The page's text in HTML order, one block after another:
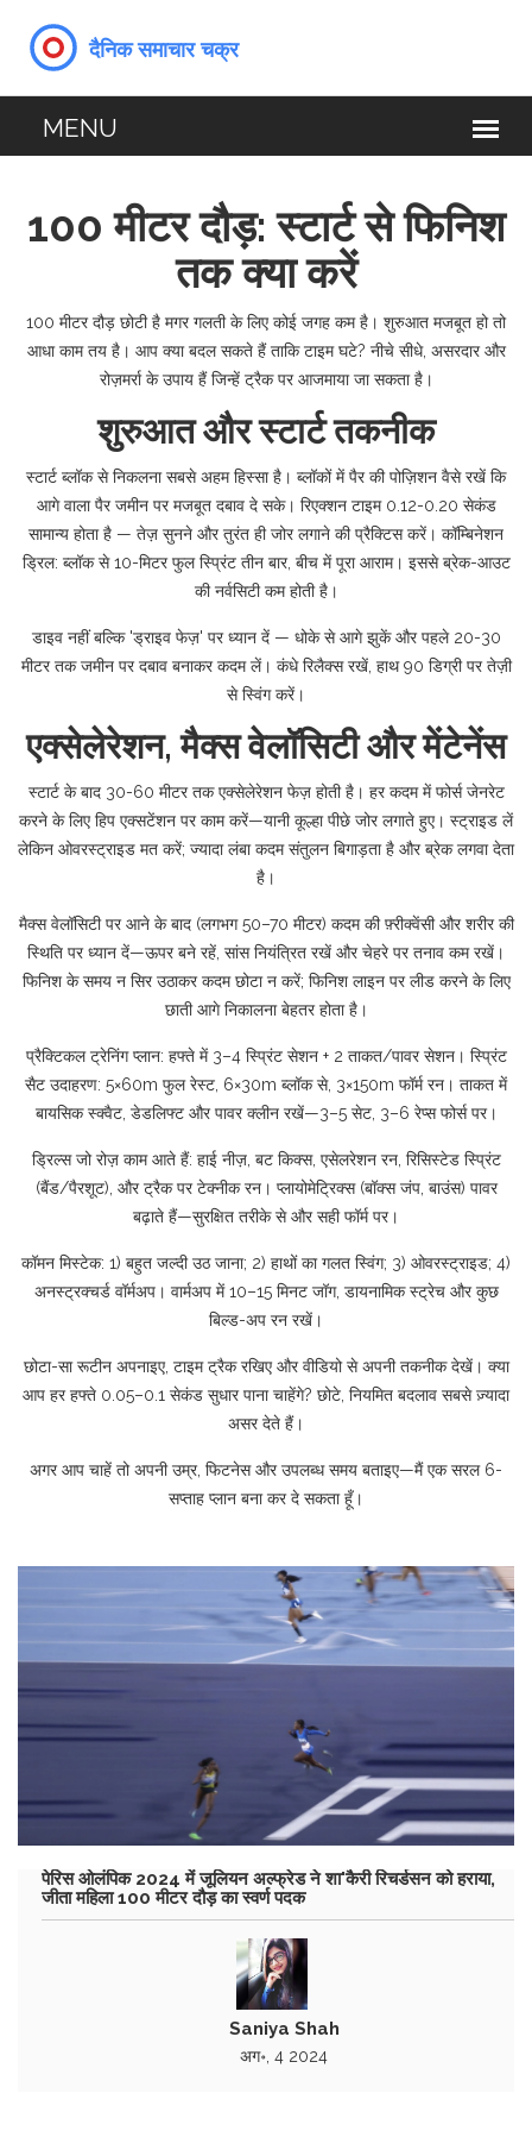
100 मीटर दौड़: स्टार्ट से फिनिश
तक क्या करें
100 मीटर दौड़ छोटी है मगर गलती के लिए कोई जगह कम है। शुरुआत मजबूत हो तो
आधा काम तय है। आप क्या बदल सकते हैं ताकि टाइम घटे? नीचे सीधे, असरदार और
रोज़मर्रा के उपाय हैं जिन्हें ट्रैक पर आजमाया जा सकता है।
शुरुआत और स्टार्ट तकनीक
स्टार्ट ब्लॉक से निकलना सबसे अहम हिस्सा है। ब्लॉकों में पैर की पोज़िशन वैसे रखें कि
आगे वाला पैर जमीन पर मजबूत दबाव दे सके। रिएक्शन टाइम 0.12-0.20 सेकंड
सामान्य होता है — तेज़ सुनने और तुरंत ही जोर लगाने की प्रैक्टिस करें। कॉम्बिनेशन
ड्रिल: ब्लॉक से 10-मिटर फुल स्प्रिंट तीन बार, बीच में पूरा आराम। इससे ब्रेक-आउट
की नर्वसिटी कम होती है।
डाइव नहीं बल्कि 'ड्राइव फेज़' पर ध्यान दें — धोके से आगे झुकें और पहले 20-30
मीटर तक जमीन पर दबाव बनाकर कदम लें। कंधे रिलैक्स रखें, हाथ 90 डिग्री पर तेज़ी
से स्विंग करें।
एक्सेलेरेशन, मैक्स वेलॉसिटी और मेंटेनेंस
स्टार्ट के बाद 30-60 मीटर तक एक्सेलेरेशन फेज़ होती है। हर कदम में फोर्स जेनरेट
करने के लिए हिप एक्सटेंशन पर काम करें—यानी कूल्हा पीछे जोर लगाते हुए। स्ट्राइड लें
लेकिन ओवरस्ट्राइड मत करें; ज्यादा लंबा कदम संतुलन बिगाड़ता है और ब्रेक लगवा देता
है।
मैक्स वेलॉसिटी पर आने के बाद (लगभग 50–70 मीटर) कदम की फ़्रीक्वेंसी और शरीर की
स्थिति पर ध्यान दें—ऊपर बने रहें, सांस नियंत्रित रखें और चेहरे पर तनाव कम रखें।
फिनिश के समय न सिर उठाकर कदम छोटा न करें; फिनिश लाइन पर लीड करने के लिए
छाती आगे निकालना बेहतर होता है।
प्रैक्टिकल ट्रेनिंग प्लान: हफ्ते में 3–4 स्प्रिंट सेशन + 2 ताकत/पावर सेशन। स्प्रिंट
सैट उदाहरण: 5×60m फुल रेस्ट, 6×30m ब्लॉक से, 3×150m फॉर्म रन। ताकत में
बायसिक स्क्वैट, डेडलिफ्ट और पावर क्लीन रखें—3–5 सेट, 3–6 रेप्स फोर्स पर।
ड्रिल्स जो रोज़ काम आते हैं: हाई नीज़, बट किक्स, एसेलरेशन रन, रिसिस्टेड स्प्रिंट
(बैंड/पैरशूट), और ट्रैक पर टेक्नीक रन। प्लायोमेट्रिक्स (बॉक्स जंप, बाउंस) पावर
बढ़ाते हैं—सुरक्षित तरीके से और सही फॉर्म पर।
कॉमन मिस्टेक: 1) बहुत जल्दी उठ जाना; 2) हाथों का गलत स्विंग; 3) ओवरस्ट्राइड; 4)
अनस्ट्रक्चर्ड वॉर्मअप। वार्मअप में 10–15 मिनट जॉग, डायनामिक स्ट्रेच और कुछ
बिल्ड-अप रन रखें।
छोटा-सा रूटीन अपनाइए, टाइम ट्रैक रखिए और वीडियो से अपनी तकनीक देखें। क्या
आप हर हफ्ते 0.05–0.1 सेकंड सुधार पाना चाहेंगे? छोटे, नियमित बदलाव सबसे ज़्यादा
असर देते हैं।
अगर आप चाहें तो अपनी उम्र, फिटनेस और उपलब्ध समय बताइए—मैं एक सरल 6-
सप्ताह प्लान बना कर दे सकता हूँ।
पेरिस ओलंपिक 2024 में जूलियन अल्फ्रेड ने शा'कैरी रिचर्डसन को हराया,
जीता महिला 100 मीटर दौड़ का स्वर्ण पदक
Saniya Shah
अग॰, 4 2024